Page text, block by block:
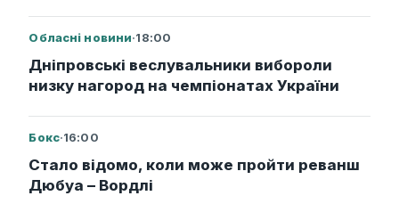
Обласні новини·18:00
Дніпровські веслувальники вибороли
низку нагород на чемпіонатах України
Бокс·16:00
Стало відомо, коли може пройти реванш
Дюбуа – Вордлі